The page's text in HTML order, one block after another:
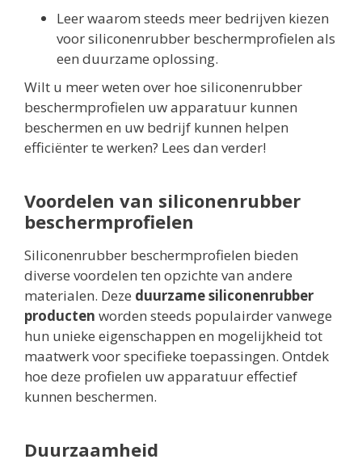
Leer waarom steeds meer bedrijven kiezen
voor siliconenrubber beschermprofielen als
een duurzame oplossing.
Wilt u meer weten over hoe siliconenrubber
beschermprofielen uw apparatuur kunnen
beschermen en uw bedrijf kunnen helpen
efficiënter te werken? Lees dan verder!
Voordelen van siliconenrubber
beschermprofielen
Siliconenrubber beschermprofielen bieden
diverse voordelen ten opzichte van andere
materialen. Deze duurzame siliconenrubber
producten worden steeds populairder vanwege
hun unieke eigenschappen en mogelijkheid tot
maatwerk voor specifieke toepassingen. Ontdek
hoe deze profielen uw apparatuur effectief
kunnen beschermen.
Duurzaamheid